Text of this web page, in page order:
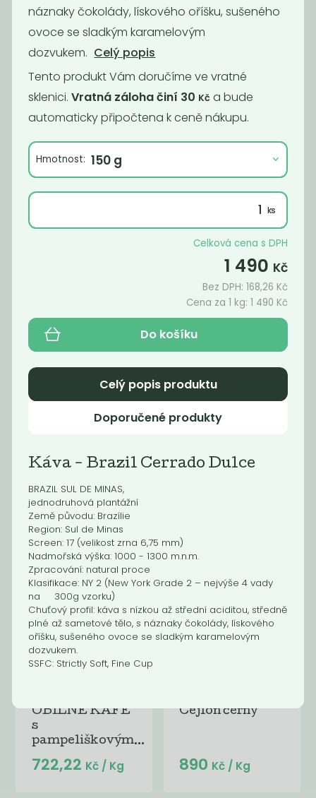
Momentálně
Káva -
Káva - Brazil
1 490Kč/ Kg
OBILNÉ KAFE
441,18Kč / Kg
ŠPALDOVÉ
OBILNÉ KAFE
s
pampeliškovým...
722,22 Kč / Kg
Cejlon černý
890 Kč / Kg
náznaky čokolády, lískového oříšku, sušeného
ovoce se sladkým karamelovým
dozvukem. Celý popis
Tento produkt Vám doručíme ve vratné
sklenici. Vratná záloha činí 30 Kč a bude
automaticky připočtena k ceně nákupu.
Hmotnost:
Celková cena s DPH
1 490 Kč
Bez DPH:168,26 Kč
Cena za 1 kg:1 490 Kč
Do košíku
Celý popis produktu
Doporučené produkty
Káva - Brazil Cerrado Dulce
BRAZIL SUL DE MINAS,
jednodruhová plantážní
Země původu: Brazílie
Region: Sul de Minas
Screen: 17 (velikost zrna 6,75 mm)
Nadmořská výška: 1000 - 1300 m.n.m.
Zpracování: natural proce
Klasifikace: NY 2 (New York Grade 2 – nejvýše 4 vady
na 300g vzorku)
Chuťový profil: káva s nízkou až střední aciditou, středně
plné až sametové tělo, s náznaky čokolády, lískového
oříšku, sušeného ovoce se sladkým karamelovým
dozvukem.
SSFC: Strictly Soft, Fine Cup